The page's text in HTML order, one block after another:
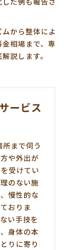
から整体によ
相場まで、専
説します。
ービス
まで伺う
や外出が
受けてい
のない施
慢性的な
おりま
い手技を
身体の本
りに寄り